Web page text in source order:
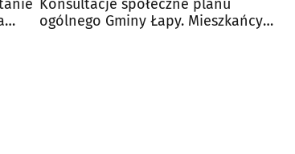
Konsultacje społeczne planu
ogólnego Gminy Łapy. Mieszkańcy